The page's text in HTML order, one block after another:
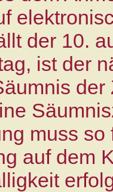
der 10.
ist der
muss
auf dem